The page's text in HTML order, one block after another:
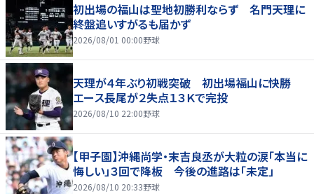
初出場の福山は聖地初勝利ならず 名門天理に
終盤追いすがるも届かず
2026/08/01 00:00野球
天理が４年ぶり初戦突破 初出場福山に快勝
エース長尾が２失点１３Ｋで完投
2026/08/10 22:00野球
【甲子園】沖縄尚学・末吉良丞が大粒の涙「本当に
悔しい」３回で降板 今後の進路は「未定」
2026/08/10 20:33野球